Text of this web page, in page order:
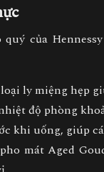
quý của
ly miệng hẹp
độ phòng
khi uống, giúp
pho mát Aged